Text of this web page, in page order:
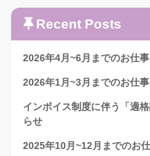
Recent Posts
2026年4月~6月までのお仕
2026年1月~3月までのお仕
インボイス制度に伴う「適
らせ
2025年10月~12月までのお